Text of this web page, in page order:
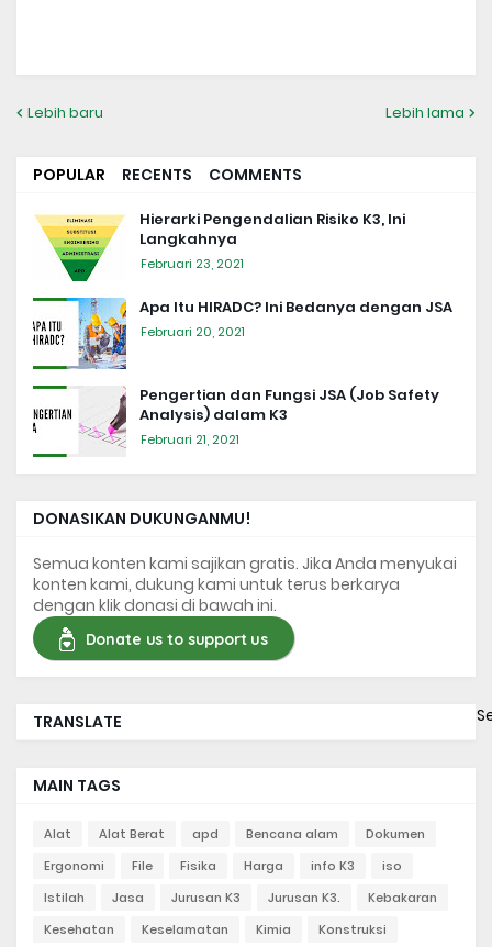
Lebih baru Lebih lama
POPULAR RECENTS COMMENTS
Hierarki Pengendalian Risiko K3, Ini
Langkahnya
Februari 23, 2021
Apa Itu HIRADC? Ini Bedanya dengan JSA
Februari 20, 2021
Pengertian dan Fungsi JSA (Job Safety
Analysis) dalam K3
Februari 21, 2021
DONASIKAN DUKUNGANMU!
Semua konten kami sajikan gratis. Jika Anda menyukai
konten kami, dukung kami untuk terus berkarya
dengan klik donasi di bawah ini.
Donate us to support us
TRANSLATE
MAIN TAGS
Alat Alat Berat apd Bencana alam
Dokumen
Ergonomi
File Fisika Harga info K3
iso
Istilah
Jasa Jurusan K3 Jurusan K3.
Kebakaran
Kesehatan
Keselamatan Kimia
Konstruksi